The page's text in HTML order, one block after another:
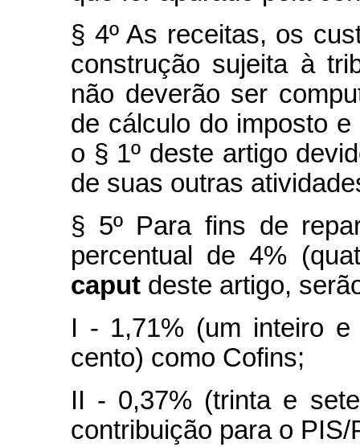
§ 4º As receitas, os
construção sujeita à
não deverão ser
de cálculo do imposto
o § 1º deste artigo
de suas outras
§ 5º Para fins de
percentual de 4%
caput deste artigo,
I - 1,71% (um inteiro
cento) como Cofins;
II - 0,37% (trinta e
contribuição para o PIS/